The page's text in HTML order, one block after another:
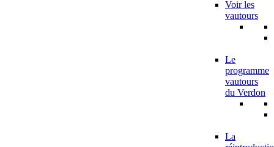
Voir les
vautours
Le
programme
vautours
du Verdon
La